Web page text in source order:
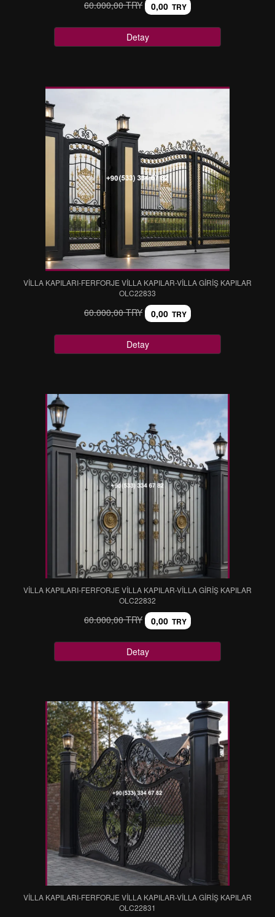
60.000,00 TRY 0,00 TRY
Detay
VİLLA KAPILARI-FERFORJE VİLLA KAPILAR-VİLLA GİRİŞ KAPILAR
OLC22833
60.000,00 TRY 0,00 TRY
Detay
VİLLA KAPILARI-FERFORJE VİLLA KAPILAR-VİLLA GİRİŞ KAPILAR
OLC22832
60.000,00 TRY 0,00 TRY
Detay
VİLLA KAPILARI-FERFORJE VİLLA KAPILAR-VİLLA GİRİŞ KAPILAR
OLC22831